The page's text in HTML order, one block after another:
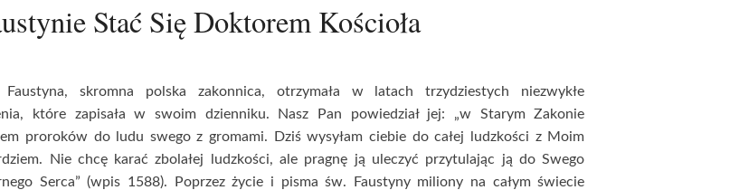
Stać Się Doktorem Kościoła
Faustyna, skromna polska zakonnica, otrzymała w latach trzydziestych niezwykłe
które zapisała w swoim dzienniku. Nasz Pan powiedział jej: „w Starym Zakonie
proroków do ludu swego z gromami. Dziś wysyłam ciebie do całej ludzkości z Moim
Nie chcę karać zbolałej ludzkości, ale pragnę ją uleczyć przytulając ją do Swego
Serca” (wpis 1588). Poprzez życie i pisma św. Faustyny miliony na całym świecie